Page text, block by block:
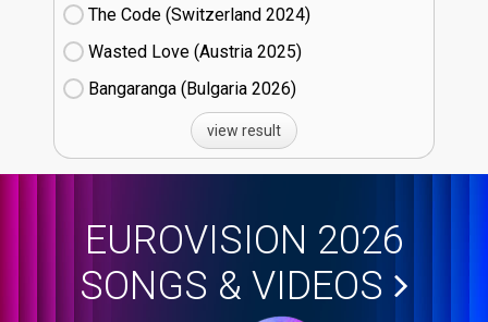
The Code (Switzerland
24)
Wasted Love (Austria
25)
Bangaranga (Bulgaria
26)
view result
EUROVISION 2026
SONGS & VIDEOS